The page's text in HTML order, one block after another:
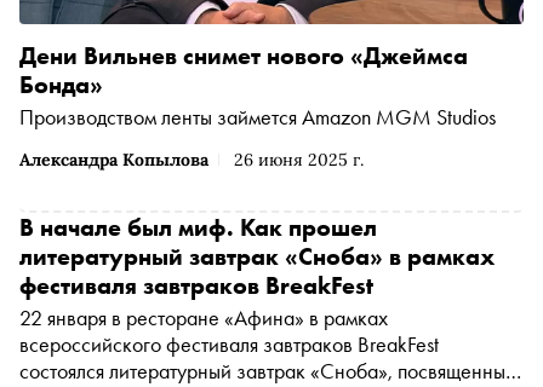
Александра Копылова 26 июня 2025 г.
Дени Вильнев снимет нового «Джеймса
Бонда»
Производством ленты займется Amazon MGM Studios
В начале был миф. Как прошел
литературный завтрак «Сноба» в рамках
фестиваля завтраков BreakFest
22 января в ресторане «Афина» в рамках
всероссийского фестиваля завтраков BreakFest
состоялся литературный завтрак «Сноба», посвященный